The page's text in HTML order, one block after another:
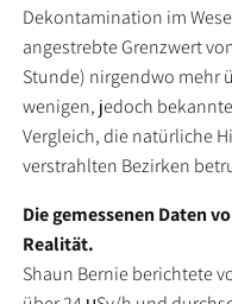
Dekontamination im
angestrebte Grenzwert
Stunde) nirgendwo mehr
wenigen, jedoch
Vergleich, die natürliche
verstrahlten Bezirken
Die gemessenen Daten
Realität.
Shaun Bernie berichtete